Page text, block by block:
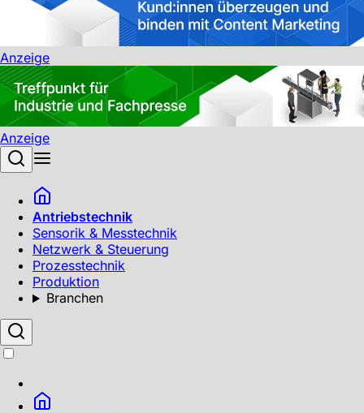
Anzeige
Anzeige
Antriebstechnik
Sensorik & Messtechnik
Netzwerk & Steuerung
Prozesstechnik
Produktion
Branchen